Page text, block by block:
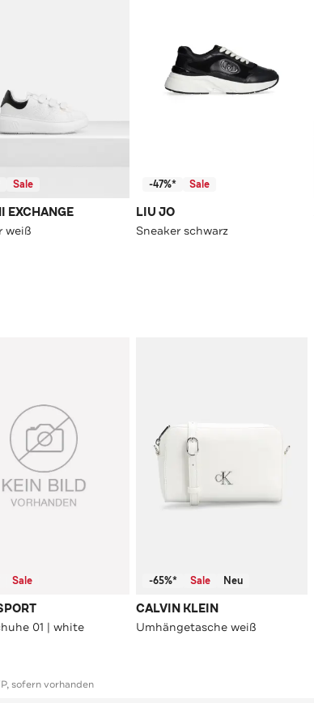
Sale
EXCHANGE
weiß
-47%* Sale
LIU JO
Sneaker schwarz
Sale
01 | white
-65%* Sale Neu
CALVIN KLEIN
Umhängetasche weiß
sofern vorhanden